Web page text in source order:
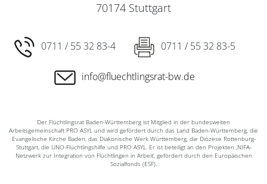
70174 Stuttgart
0711 / 55 32 83-4 0711 / 55 32 83-5
info@fluechtlingsrat-bw.de
Der Flüchtlingsrat Baden-Württemberg ist Mitglied in der bundesweiten
Arbeitsgemeinschaft PRO ASYL und wird gefördert durch das Land Baden-Württemberg, die
Evangelische Kirche Baden, das Diakonische Werk Württemberg, die Diözese Rottenburg-
Stuttgart, die UNO-Flüchtlingshilfe und PRO ASYL. Er ist beteiligt an den Projekten ‚NIFA-
Netzwerk zur Integration von Flüchtlingen in Arbeit‘, gefördert durch den Europäischen
Sozialfonds (ESF).